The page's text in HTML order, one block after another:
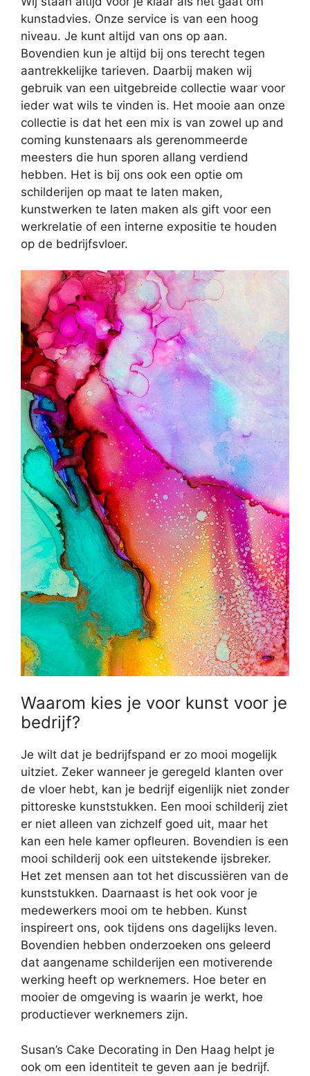
kunstadvies. Onze service is van een hoog
niveau. Je kunt altijd van ons op aan.
Bovendien kun je altijd bij ons terecht tegen
aantrekkelijke tarieven. Daarbij maken wij
gebruik van een uitgebreide collectie waar voor
ieder wat wils te vinden is. Het mooie aan onze
collectie is dat het een mix is van zowel up and
coming kunstenaars als gerenommeerde
meesters die hun sporen allang verdiend
hebben. Het is bij ons ook een optie om
schilderijen op maat te laten maken,
kunstwerken te laten maken als gift voor een
werkrelatie of een interne expositie te houden
op de bedrijfsvloer.
Waarom kies je voor kunst voor je
bedrijf?
Je wilt dat je bedrijfspand er zo mooi mogelijk
uitziet. Zeker wanneer je geregeld klanten over
de vloer hebt, kan je bedrijf eigenlijk niet zonder
pittoreske kunststukken. Een mooi schilderij ziet
er niet alleen van zichzelf goed uit, maar het
kan een hele kamer opfleuren. Bovendien is een
mooi schilderij ook een uitstekende ijsbreker.
Het zet mensen aan tot het discussiëren van de
kunststukken. Daarnaast is het ook voor je
medewerkers mooi om te hebben. Kunst
inspireert ons, ook tijdens ons dagelijks leven.
Bovendien hebben onderzoeken ons geleerd
dat aangename schilderijen een motiverende
werking heeft op werknemers. Hoe beter en
mooier de omgeving is waarin je werkt, hoe
productiever werknemers zijn.
Susan’s Cake Decorating in Den Haag helpt je
ook om een identiteit te geven aan je bedrijf.